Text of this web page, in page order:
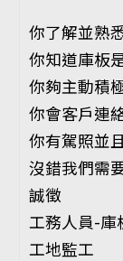
你了解並熟
你知道庫板
你夠主動積
你會客戶連
你有駕照並
沒錯我們需
誠徵
工務人員-庫
工地監工